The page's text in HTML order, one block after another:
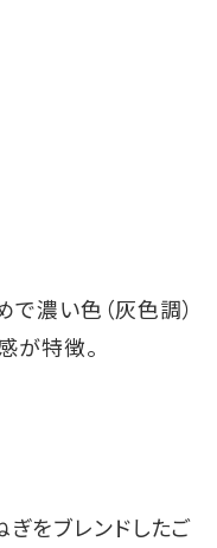
濃い色（灰色調）
が特徴。
ぎをブレンドしたご